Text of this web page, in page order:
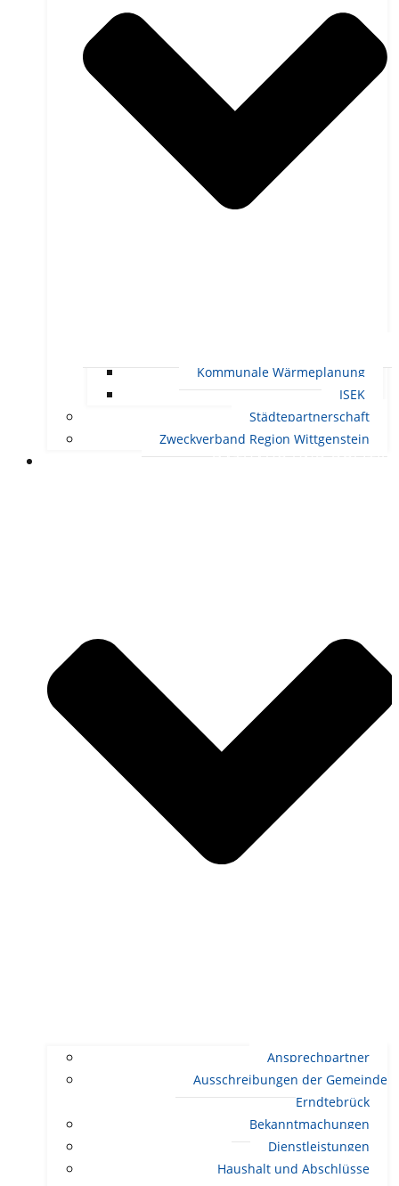
Kommunale Wärmeplanung
ISEK
Städtepartnerschaft
Zweckverband Region Wittgenstein
RATHAUS UND POLITIK
Ansprechpartner
Ausschreibungen der Gemeinde
Erndtebrück
Bekanntmachungen
Dienstleistungen
Haushalt und Abschlüsse